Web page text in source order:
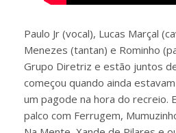
Paulo Jr (vocal), Lucas Marçal
Menezes (tantan) e Rominho
Grupo Diretriz e estão juntos
começou quando ainda
um pagode na hora do recreio.
palco com Ferrugem,